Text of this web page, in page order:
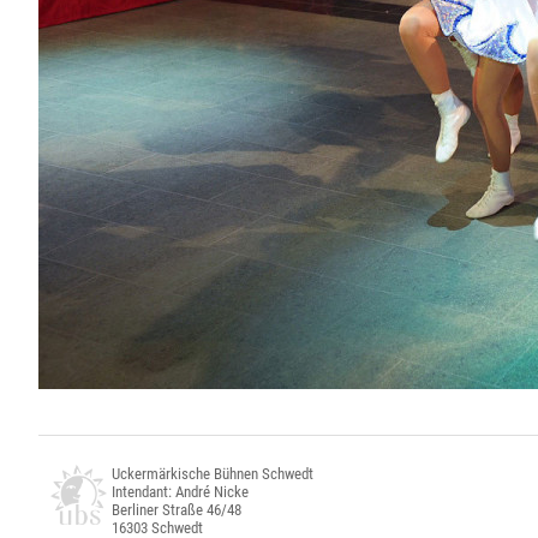
Uckermärkische Bühnen Schwedt
Intendant: André Nicke
Berliner Straße 46/48
16303 Schwedt